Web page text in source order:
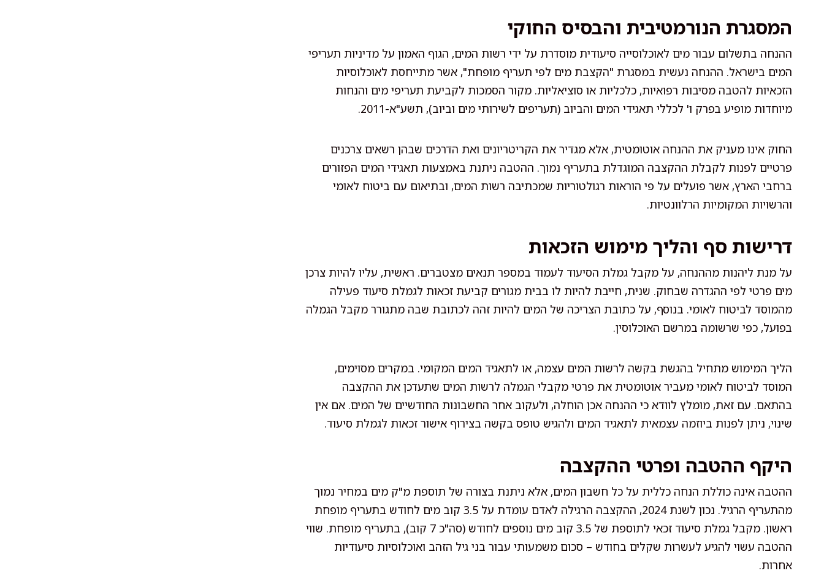
המסגרת הנורמטיבית והבסיס החוקי
ההנחה בתשלום עבור מים לאוכלוסייה סיעודית מוסדרת על ידי רשות המים, הגוף האמון על מדיניות תעריפי
המים בישראל. ההנחה נעשית במסגרת "הקצבת מים לפי תעריף מופחת", אשר מתייחסת לאוכלוסיות
הזכאיות להטבה מסיבות רפואיות, כלכליות או סוציאליות. מקור הסמכות לקביעת תעריפי מים והנחות
מיוחדות מופיע בפרק ו' לכללי תאגידי המים והביוב (תעריפים לשירותי מים וביוב), תשע"א-2011.
החוק אינו מעניק את ההנחה אוטומטית, אלא מגדיר את הקריטריונים ואת הדרכים שבהן רשאים צרכנים
פרטיים לפנות לקבלת ההקצבה המוגדלת בתעריף נמוך. ההטבה ניתנת באמצעות תאגידי המים הפזורים
ברחבי הארץ, אשר פועלים על פי הוראות רגולטוריות שמכתיבה רשות המים, ובתיאום עם ביטוח לאומי
והרשויות המקומיות הרלוונטיות.
דרישות סף והליך מימוש הזכאות
על מנת ליהנות מההנחה, על מקבל גמלת הסיעוד לעמוד במספר תנאים מצטברים. ראשית, עליו להיות צרכן
מים פרטי לפי ההגדרה שבחוק. שנית, חייבת להיות לו בבית מגורים קביעת זכאות לגמלת סיעוד פעילה
מהמוסד לביטוח לאומי. בנוסף, על כתובת הצריכה של המים להיות זהה לכתובת שבה מתגורר מקבל הגמלה
בפועל, כפי שרשומה במרשם האוכלוסין.
הליך המימוש מתחיל בהגשת בקשה לרשות המים עצמה, או לתאגיד המים המקומי. במקרים מסוימים,
המוסד לביטוח לאומי מעביר אוטומטית את פרטי מקבלי הגמלה לרשות המים שתעדכן את ההקצבה
בהתאם. עם זאת, מומלץ לוודא כי ההנחה אכן הוחלה, ולעקוב אחר החשבונות החודשיים של המים. אם אין
שינוי, ניתן לפנות ביוזמה עצמאית לתאגיד המים ולהגיש טופס בקשה בצירוף אישור זכאות לגמלת סיעוד.
היקף ההטבה ופרטי ההקצבה
ההטבה אינה כוללת הנחה כללית על כל חשבון המים, אלא ניתנת בצורה של תוספת מ"ק מים במחיר נמוך
מהתעריף הרגיל. נכון לשנת 2024, ההקצבה הרגילה לאדם עומדת על 3.5 קוב מים לחודש בתעריף מופחת
ראשון. מקבל גמלת סיעוד זכאי לתוספת של 3.5 קוב מים נוספים לחודש (סה"כ 7 קוב), בתעריף מופחת. שווי
ההטבה עשוי להגיע לעשרות שקלים בחודש – סכום משמעותי עבור בני גיל הזהב ואוכלוסיות סיעודיות
אחרות.